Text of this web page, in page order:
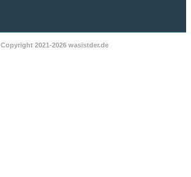
Copyright 2021-2026 wasistder.de